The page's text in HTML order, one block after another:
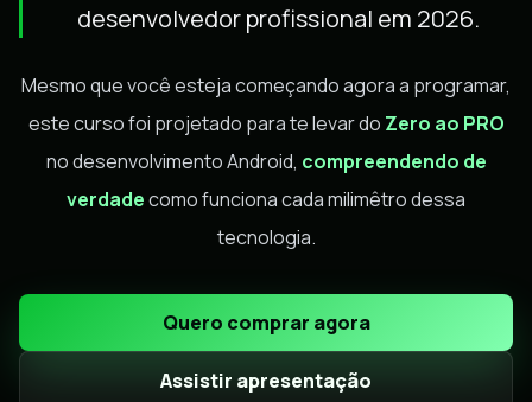
desenvolvedor profissional em 2026.
Mesmo que você esteja começando agora a programar,
este curso foi projetado para te levar do Zero ao PRO
no desenvolvimento Android, compreendendo de
verdadecomo funciona cada milimêtro dessa
tecnologia.
Quero comprar agora
Assistir apresentação